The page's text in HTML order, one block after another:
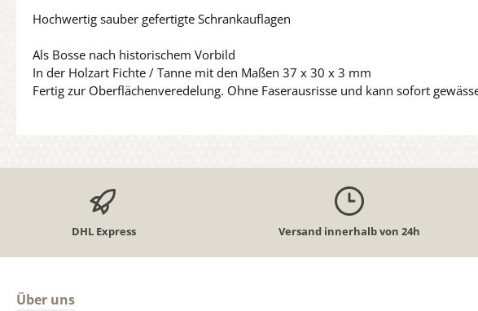
Hochwertig sauber gefertigte Schrankauflagen
Als Bosse nach historischem Vorbild
In der Holzart Fichte / Tanne mit den Maßen 37 x 30 x 3 mm
Fertig zur Oberflächenveredelung. Ohne Faserausrisse und kann sofort
DHL Express Versand innerhalb von 24h
Über uns